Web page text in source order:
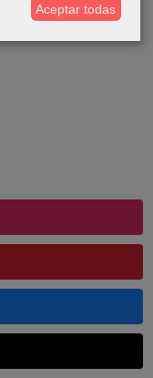
Aceptar todas